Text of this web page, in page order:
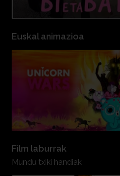
Euskal animazioa
Film laburrak
Mundu txiki handiak